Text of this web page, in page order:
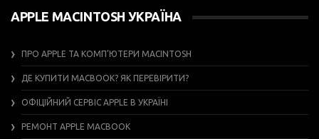
APPLE MACINTOSH УКРАЇНА
ПРО APPLE ТА КОМП’ЮТЕРИ MACINTOSH
ДЕ КУПИТИ MACBOOK? ЯК ПЕРЕВІРИТИ?
ОФІЦІЙНИЙ СЕРВІС APPLE В УКРАЇНІ
РЕМОНТ APPLE MACBOOK